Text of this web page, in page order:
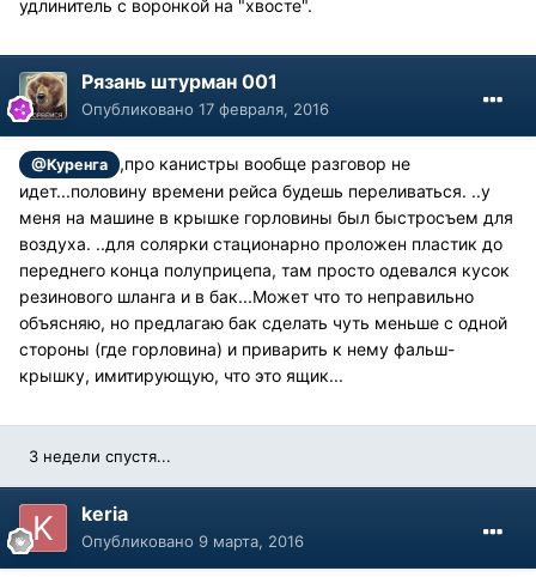
удлинитель с воронкой на "хвосте".
Рязань штурман 001
Опубликовано 17 февраля, 2016
@Куренга
,про канистры вообще разговор не
идет...половину времени рейса будешь переливаться. ..у
меня на машине в крышке горловины был быстросъем для
воздуха. ..для солярки стационарно проложен пластик до
переднего конца полуприцепа, там просто одевался кусок
резинового шланга и в бак...Может что то неправильно
объясняю, но предлагаю бак сделать чуть меньше с одной
стороны (где горловина) и приварить к нему фальш-
крышку, имитирующую, что это ящик...
3 недели спустя...
keria
Опубликовано 9 марта, 2016